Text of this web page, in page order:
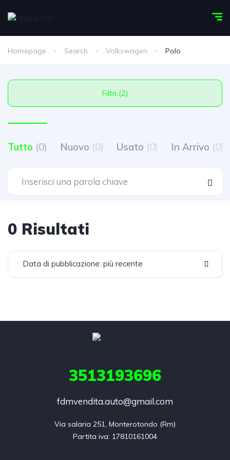
Homepage Search Volkswagen Polo
Filtri (2)
Tutto (0) Nuovo (0) Usato (0) In Arrivo (0)
0 Risultati
Data di pubblicazione: più recente
3513193696
fdmvendita.auto@gmail.com
Via salaria 251, Monterotondo (Rm)